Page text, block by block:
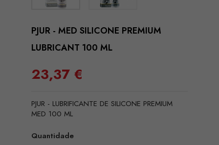
PJUR - MED SILICONE PREMIUM
LUBRICANT 100 ML
23,37 €
PJUR - LUBRIFICANTE DE SILICONE PREMIUM
MED 100 ML
Quantidade